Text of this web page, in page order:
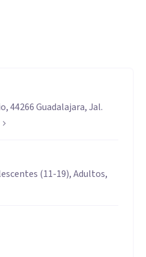
44266 Guadalajara, Jal.
(11-19), Adultos,